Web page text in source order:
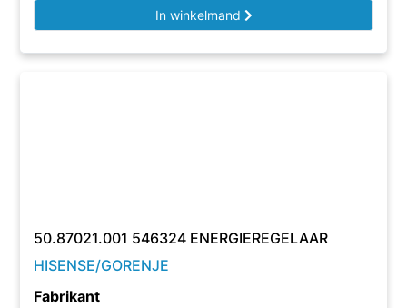
In winkelmand
50.87021.001 546324 ENERGIEREGELAAR
HISENSE/GORENJE
Fabrikant